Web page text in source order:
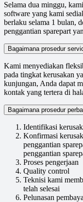
Selama dua minggu,
software yang kami
berlaku selama 1 bulan,
penggantian sparepart
Bagaimana prosedur
Kami menyediakan
pada tingkat kerusakan
kunjungan, Anda dapat
kontak yang tertera di
Bagaimana prosedur
Identifikasi
Konfirmasi
penggantian
penggantian
Proses pengerjaan
Quality control
Teknisi kami
telah selesai
Pelunasan